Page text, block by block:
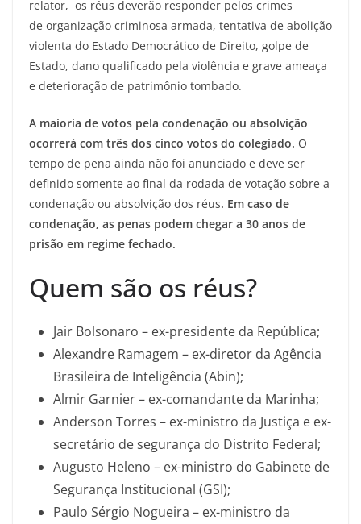
relator, os réus deverão responder pelos crimes
de organização criminosa armada, tentativa de abolição
violenta do Estado Democrático de Direito, golpe de
Estado, dano qualificado pela violência e grave ameaça
e deterioração de patrimônio tombado.
A maioria de votos pela condenação ou absolvição
ocorrerá com três dos cinco votos do colegiado. O
tempo de pena ainda não foi anunciado e deve ser
definido somente ao final da rodada de votação sobre a
condenação ou absolvição dos réus. Em caso de
condenação, as penas podem chegar a 30 anos de
prisão em regime fechado.
Quem são os réus?
Jair Bolsonaro – ex-presidente da República;
Alexandre Ramagem – ex-diretor da Agência
Brasileira de Inteligência (Abin);
Almir Garnier – ex-comandante da Marinha;
Anderson Torres – ex-ministro da Justiça e ex-
secretário de segurança do Distrito Federal;
Augusto Heleno – ex-ministro do Gabinete de
Segurança Institucional (GSI);
Paulo Sérgio Nogueira – ex-ministro da